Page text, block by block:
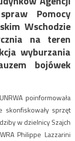
Pomocy
Wschodzie
na teren
wyburzania
bojówek
poinformowała
sprzęt
w dzielnicy Szajch
Philippe Lazzarini